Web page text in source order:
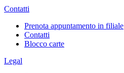
Contatti
Prenota appuntamento in filiale
Contatti
Blocco carte
Legal